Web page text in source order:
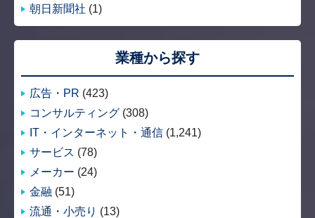
朝日新聞社 (1)
業種から探す
広告・PR (423)
コンサルティング (308)
IT・インターネット・通信 (1,241)
サービス (78)
メーカー (24)
金融 (51)
流通・小売り (13)